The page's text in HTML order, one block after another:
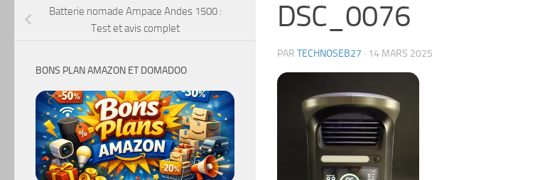
DSC_0076
PAR TECHNOSEB27 · 14 MARS 2025
Batterie nomade Ampace Andes 1500 :
Test et avis complet
BONS PLAN AMAZON ET DOMADOO